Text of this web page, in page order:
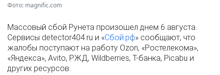
Фото: magnific.com
Массовый сбой Рунета произошел днем 6 августа.
Сервисы detector404.ru и «Сбой.рф» сообщают, что
жалобы поступают на работу Ozon, «Ростелекома»,
«Яндекса», Avito, РЖД, Wildberries, Т-банка, Picabu и
других ресурсов.